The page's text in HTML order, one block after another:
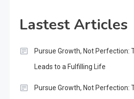
Lastest Articles
Pursue Growth, Not Perfection:
Leads to a Fulfilling Life
Pursue Growth, Not Perfection: